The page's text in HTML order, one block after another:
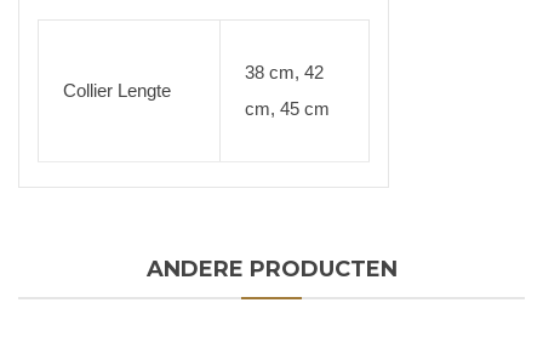
Collier Lengte
38 cm, 42
cm, 45 cm
ANDERE PRODUCTEN